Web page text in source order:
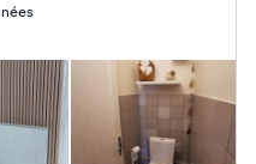
Tout type
rénovation, pose
à me contacter pour
demande.